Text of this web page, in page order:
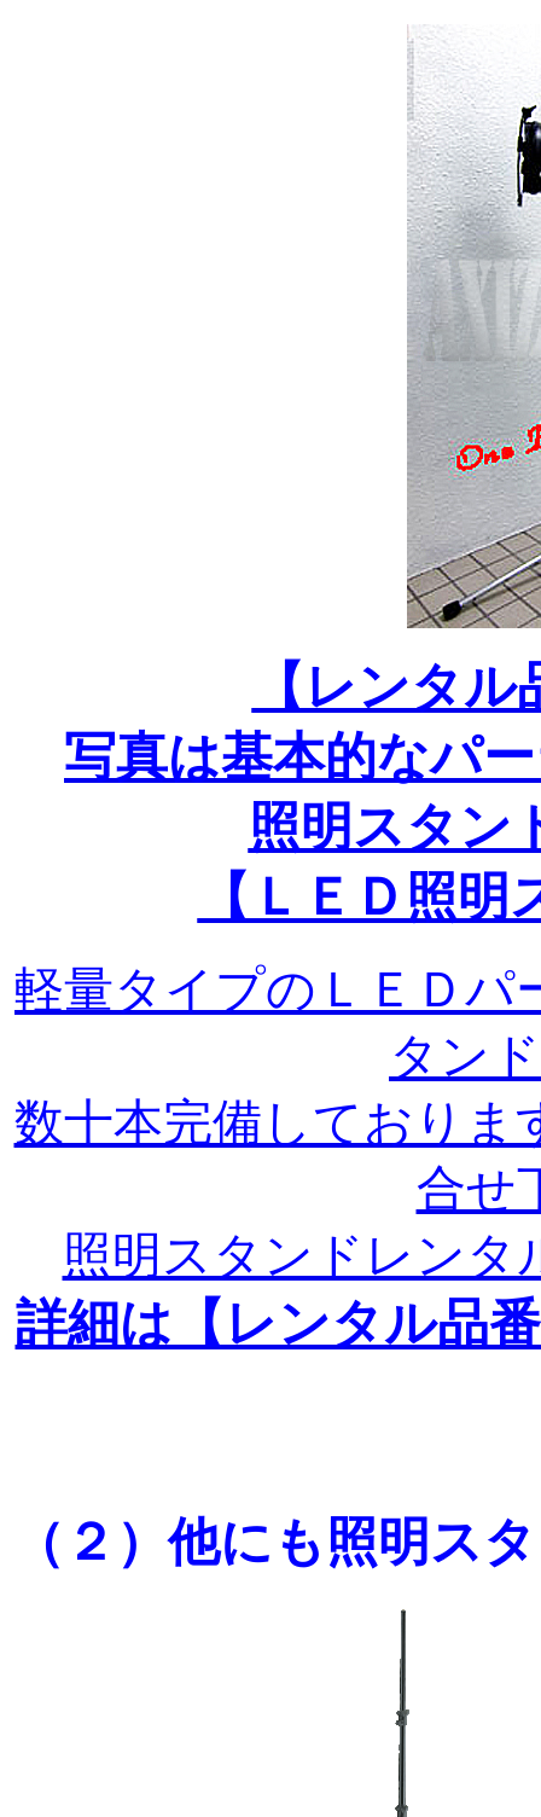
【レンタ
写真は基本的なパ
照明スタン
【ＬＥＤ照
軽量タイプのＬＥＤパ
タン
数十本完備しておりま
合せ
照明スタンドレンタ
詳細は【レンタル品
（２）他にも照明ス